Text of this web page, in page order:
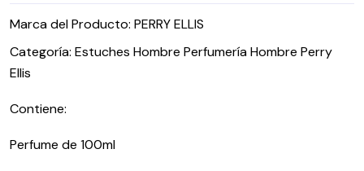
Marca del Producto: PERRY ELLIS
Categoría: Estuches Hombre Perfumería Hombre Perry
Ellis
Contiene:
Perfume de 100ml